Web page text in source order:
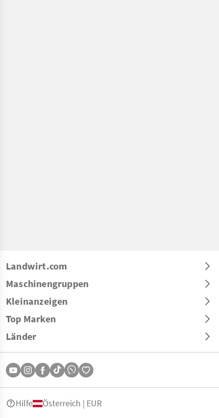
Landwirt.com
Maschinengruppen
Kleinanzeigen
Top Marken
Länder
Hilfe Österreich | EUR